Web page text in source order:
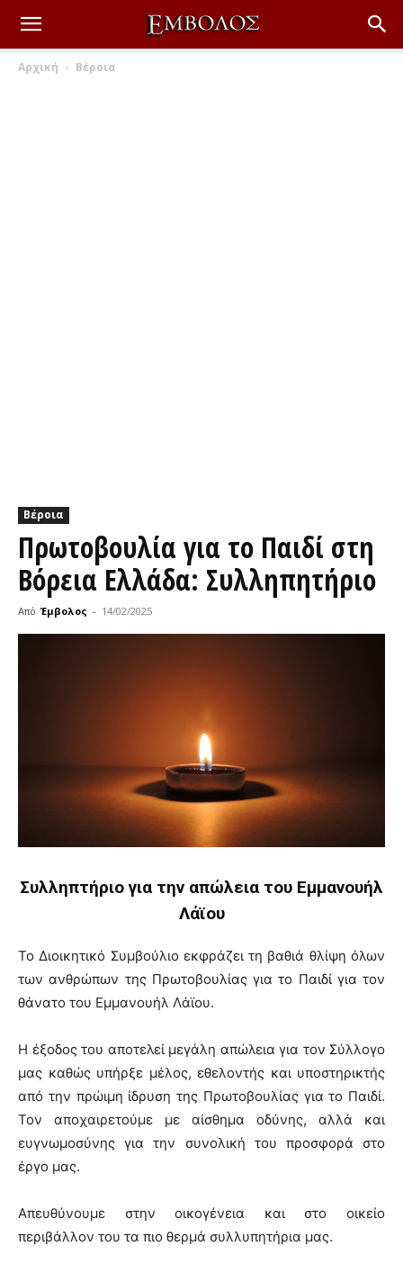
Αρχική Βέροια
Βέροια
Πρωτοβουλία για το Παιδί στη
Βόρεια Ελλάδα: Συλληπητήριο
Από Έμβολος - 14/02/2025
Συλληπτήριο για την απώλεια του Εμμανουήλ
Λάϊου
Το Διοικητικό Συμβούλιο εκφράζει τη βαθιά θλίψη όλων
των ανθρώπων της Πρωτοβουλίας για το Παιδί για τον
θάνατο του Εμμανουήλ Λάϊου.
Η έξοδος του αποτελεί μεγάλη απώλεια για τον Σύλλογο
μας καθώς υπήρξε μέλος, εθελοντής και υποστηρικτής
από την πρώιμη ίδρυση της Πρωτοβουλίας για το Παιδί.
Τον αποχαιρετούμε με αίσθημα οδύνης, αλλά και
ευγνωμοσύνης για την συνολική του προσφορά στο
έργο μας.
Απευθύνουμε στην οικογένεια και στο οικείο
περιβάλλον του τα πιο θερμά συλλυπητήρια μας.